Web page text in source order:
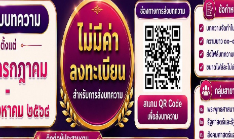
โครงการสืบสาน
วัฒนธรรมประเพณี
อีสาน “งานประเพณี
บุญเดือน ๖ ประจำปี
ศึกษาต่อระดับ
ปริญญาตรี ปีการ
ศึกษา 2562